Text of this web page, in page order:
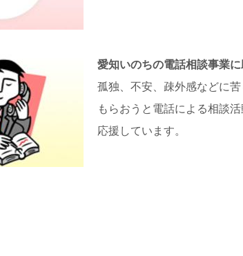
愛知いのちの電話相談事業に
孤独、不安、疎外感などに
もらおうと電話による相談
応援しています。